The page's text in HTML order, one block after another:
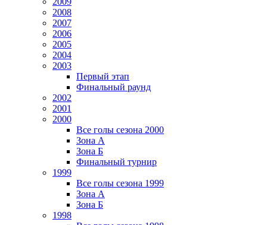
2008
2007
2006
2005
2004
2003
Первый этап
Финальный раунд
2002
2001
2000
Все голы сезона 2000
Зона А
Зона Б
Финальный турнир
1999
Все голы сезона 1999
Зона А
Зона Б
1998